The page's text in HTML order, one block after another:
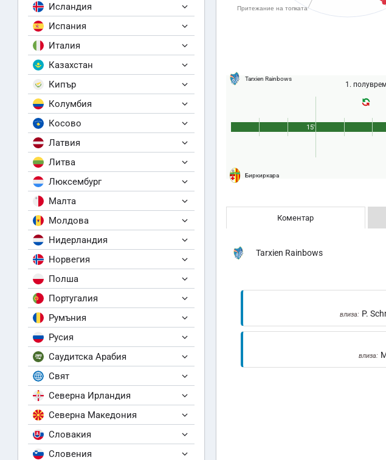
Исландия
Испания
Италия
Казахстан
Кипър
Колумбия
Косово
Латвия
Литва
Люксембург
Малта
Молдова
Нидерландия
Норвегия
Полша
Португалия
Румъния
Русия
Саудитска Арабия
Свят
Северна Ирландия
Северна Македония
Словакия
Словения
Tarxien Rainbows
1.
Биркиркара
15'
Коментар
Tarxien Rainbows
влиза: P.
влиза: